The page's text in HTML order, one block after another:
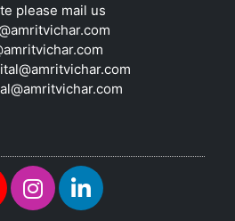
please mail us